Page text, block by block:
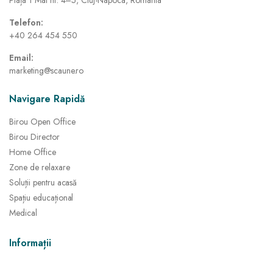
Telefon:
+40 264 454 550
Email:
marketing@scaune.ro
Navigare Rapidă
Birou Open Office
Birou Director
Home Office
Zone de relaxare
Soluții pentru acasă
Spațiu educațional
Medical
Informații